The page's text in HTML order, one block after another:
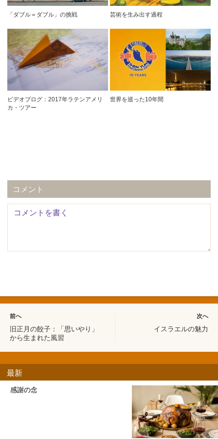
「ダブル＝ダブル」の挑戦 芸術を生み出す過程
ビデオブログ：2017年ラテンアメリ
カ・ツアー
世界を巡った10年間
コメント
前へ
旧正月の餃子：「思いやり」
から生まれた風習
次へ
イスラエルの魅力
最新
感謝の念